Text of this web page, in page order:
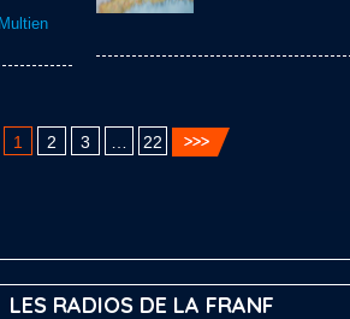
1 2 3 22
LES RADIOS DE LA FRANF